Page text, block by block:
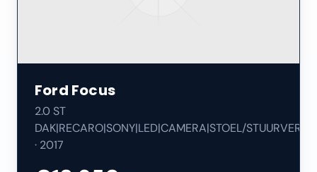
Ford Focus
2.0 ST
DAK|RECARO|SONY|LED|CAMERA|STOEL/STUURVERW|
· 2017